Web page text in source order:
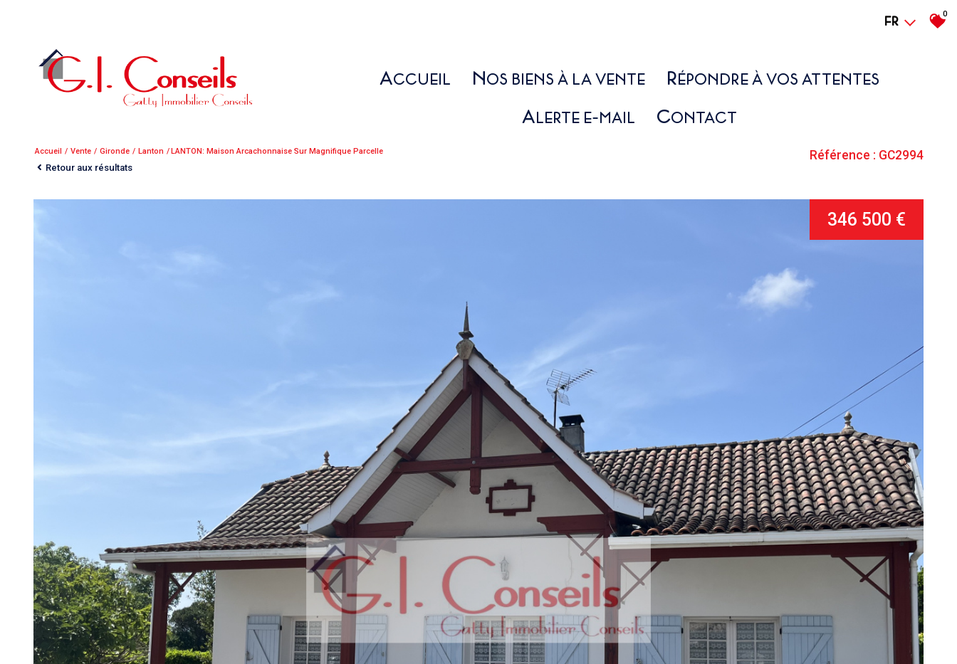
FR
0
ACCUEIL NOS BIENS À LA VENTE
MAISONS / VILLAS
TERRAINS / AUTRES
RÉPONDRE À VOS ATTENTES
ALERTE E-MAIL CONTACT
Accueil Vente Gironde Lanton LANTON: Maison Arcachonnaise Sur Magnifique Parcelle
Retour aux résultats
Référence : GC2994
346 500 €